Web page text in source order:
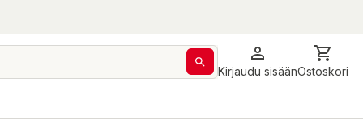
Kirjaudu sisäänOstoskori